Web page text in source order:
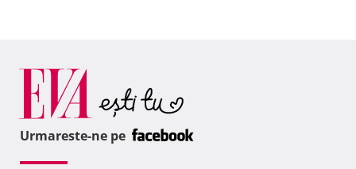
Urmareste-ne pe